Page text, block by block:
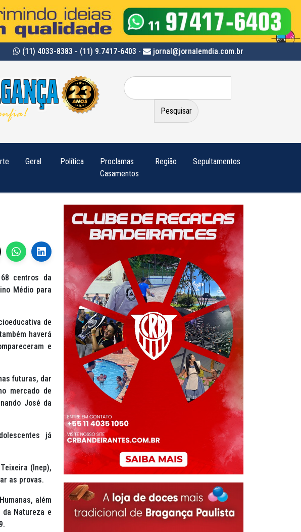
(11) 4033-8383 - (11) 9.7417-6403 - jornal@jornalemdia.com.br
Pesquisar
por:
Geral Política
Proclamas
Casamentos
Região Sepultamentos
centros da
Médio para
de
haverá
e
futuras, dar
mercado de
José da
já
(Inep),
as provas.
além
Natureza e